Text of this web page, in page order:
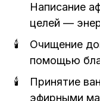
Написание
целей —
Очищение
помощью
Принятие
эфирными